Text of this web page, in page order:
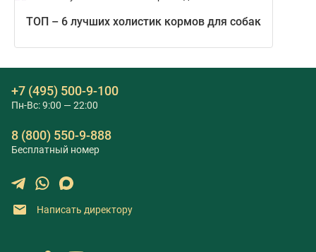
ТОП – 6 лучших холистик кормов для собак
+7 (495) 500-9-100
Пн-Вс: 9:00 — 22:00
8 (800) 550-9-888
Бесплатный номер
Написать директору